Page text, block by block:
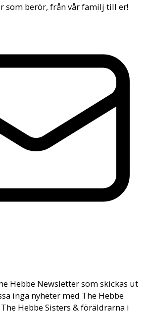
som berör, från vår familj till er!
Hebbe Newsletter som skickas ut
inga nyheter med The Hebbe
Hebbe Sisters & föräldrarna i